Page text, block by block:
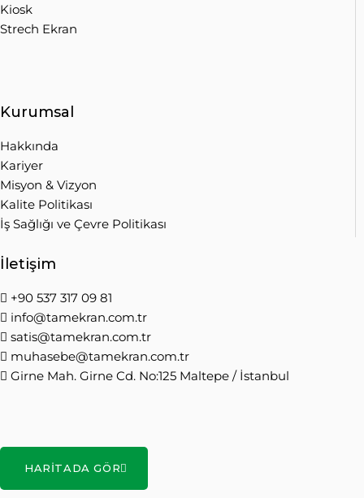
Kiosk
Strech Ekran
Kurumsal
Hakkında
Kariyer
Misyon & Vizyon
Kalite Politikası
İş Sağlığı ve Çevre Politikası
İletişim
+90 537 317 09 81
info@tamekran.com.tr
satis@tamekran.com.tr
muhasebe@tamekran.com.tr
Girne Mah. Girne Cd. No:125 Maltepe / İstanbul
HARITADA GÖR